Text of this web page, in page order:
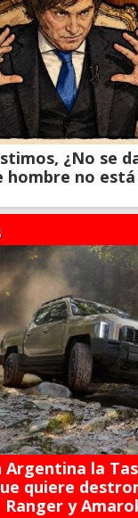
¿No se
hombre no está
Argentina la
quiere
Ranger y